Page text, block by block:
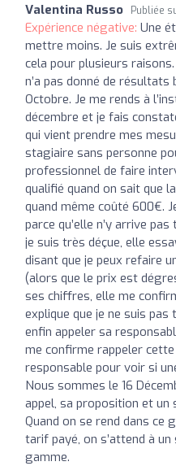
Valentina Russo Publiée
Expérience négative: Une
mettre moins. Je suis
cela pour plusieurs
n’a pas donné de
Octobre. Je me rends à
décembre et je fais
qui vient prendre mes
stagiaire sans personne
professionnel de faire
qualifié quand on sait que
quand même coûté 600€.
parce qu’elle n’y arrive
je suis très déçue, elle
disant que je peux refaire
(alors que le prix est
ses chiffres, elle me
explique que je ne suis
enfin appeler sa
me confirme rappeler
responsable pour voir si
Nous sommes le 16
appel, sa proposition et
Quand on se rend dans ce
tarif payé, on s’attend à
gamme.